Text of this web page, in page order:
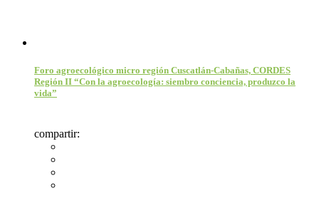
Foro agroecológico micro región Cuscatlán-Cabañas, CORDES
Región II “Con la agroecología: siembro conciencia, produzco la
vida”
compartir: